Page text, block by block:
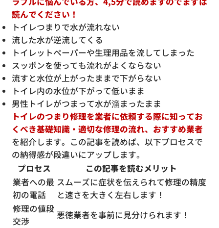
読んでください！
トイレつまりで水が流れない
流した水が逆流してくる
トイレットペーパーや生理用品を流してしまった
スッポンを使っても流れがよくならない
流すと水位が上がったままで下がらない
トイレ内の水位が下がって低いまま
男性トイレがつまって水が溜まったまま
トイレのつまり修理を業者に依頼する際に知ってお
くべき基礎知識・適切な修理の流れ、おすすめ業者
を紹介します。この記事を読めば、以下プロセスで
の納得感が段違いにアップします。
プロセス
この記事を読むメリット
業者への最
初の電話
スムーズに症状を伝えられて修理の精度
と速さを大きく左右します！
修理の値段
交渉
悪徳業者を事前に見分けられます！